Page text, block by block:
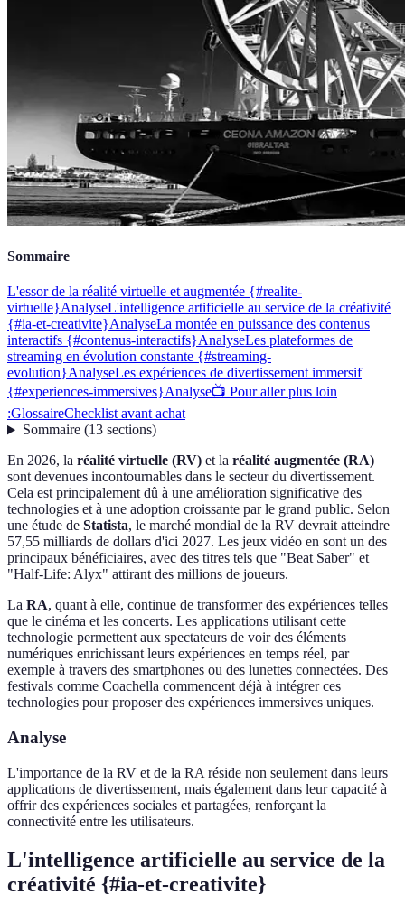
Sommaire
L'essor de la réalité virtuelle et augmentée {#realite-
virtuelle}AnalyseL'intelligence artificielle au service de la créativité
{#ia-et-creativite}AnalyseLa montée en puissance des contenus
interactifs {#contenus-interactifs}AnalyseLes plateformes de
streaming en évolution constante {#streaming-
evolution}AnalyseLes expériences de divertissement immersif
{#experiences-immersives}Analyse📺 Pour aller plus loin
:GlossaireChecklist avant achat
Sommaire(13 sections)
En 2026, la réalité virtuelle (RV) et la réalité augmentée (RA)
sont devenues incontournables dans le secteur du divertissement.
Cela est principalement dû à une amélioration significative des
technologies et à une adoption croissante par le grand public. Selon
une étude de Statista, le marché mondial de la RV devrait atteindre
57,55 milliards de dollars d'ici 2027. Les jeux vidéo en sont un des
principaux bénéficiaires, avec des titres tels que "Beat Saber" et
"Half-Life: Alyx" attirant des millions de joueurs.
La RA, quant à elle, continue de transformer des expériences telles
que le cinéma et les concerts. Les applications utilisant cette
technologie permettent aux spectateurs de voir des éléments
numériques enrichissant leurs expériences en temps réel, par
exemple à travers des smartphones ou des lunettes connectées. Des
festivals comme Coachella commencent déjà à intégrer ces
technologies pour proposer des expériences immersives uniques.
Analyse
L'importance de la RV et de la RA réside non seulement dans leurs
applications de divertissement, mais également dans leur capacité à
offrir des expériences sociales et partagées, renforçant la
connectivité entre les utilisateurs.
L'intelligence artificielle au service de la
créativité {#ia-et-creativite}